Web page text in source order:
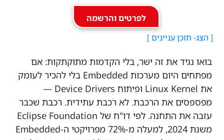
לפרטים והרשמה
בואו נגיד את זה ישר, בלי הקדמות מתוקתקות: אם
מפתחים היום מערכות Embedded בלי להכיר לעומק
את Linux Kernel ופיתוח Device Drivers —
מפספסים את הרכבת. לא רכבת עתידית. רכבת שכבר
עזבה את התחנה. לפי דו"ח של Eclipse Foundation
משנת 2024, למעלה מ-72% מפרויקטי ה-Embedded